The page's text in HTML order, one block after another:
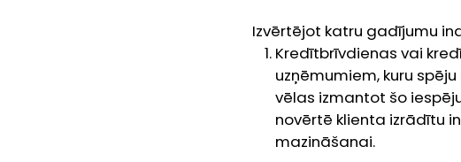
Izvērtējot katru gadījumu
Kredītbrīvdienas vai
uzņēmumiem, kuru
vēlas izmantot šo
novērtē klienta izrādītu
mazināšanai.